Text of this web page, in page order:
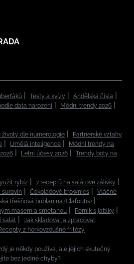
Testy a kvízy
Andělská čísla
data narození
Módní trendy 2026
životy dle numerologie
Partnerské vztahy
Umělá inteligence
Módní trendy na
Letní účesy 2026
Trendy boty na
rybíz
7 receptů na salátové zálivky
surovin
Čokoládové brownies
Vláčné
třešňová bublanina (Clafoutis)
masem a smetanou
Perník s jablky
salát
Jak skladovat a zpracovat
z horkovzdušné fritézy
je někdy používá, ale jejich skutečný
bez jediné chyby?